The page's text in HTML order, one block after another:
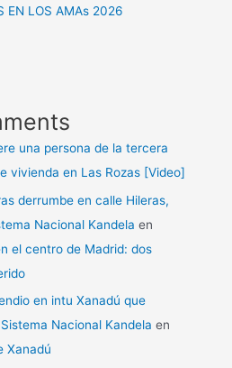
EN LOS AMAs 2026
una persona de la tercera
vivienda en Las Rozas [Video]
derrumbe en calle Hileras,
Nacional Kandela en
el centro de Madrid: dos
en intu Xanadú que
Nacional Kandela en
Xanadú